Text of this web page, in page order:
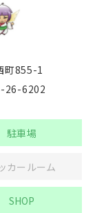
町855-1
26-6202
駐車場
カールーム
SHOP